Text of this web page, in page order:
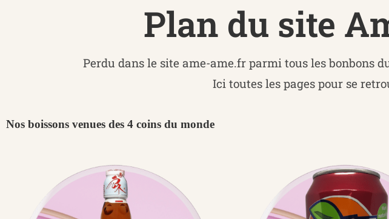
Plan du site
Perdu dans le site ame-ame.fr parmi tous les bonbons
Ici toutes les pages pour se
Nos boissons venues des 4 coins du monde